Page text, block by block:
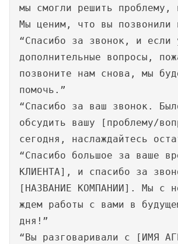
мы смогли решить проблему,
Мы ценим, что вы позвонили
“Спасибо за звонок, и если
дополнительные вопросы,
позвоните нам снова, мы
помочь.”
“Спасибо за ваш звонок.
обсудить вашу [проблему/
сегодня, наслаждайтесь
“Спасибо большое за ваше
КЛИЕНТА], и спасибо за
[НАЗВАНИЕ КОМПАНИИ]. Мы с
ждем работы с вами в
дня!”
“Вы разговаривали с [ИМЯ